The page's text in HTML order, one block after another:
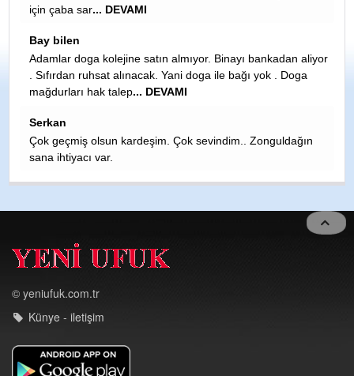
aliyor
. Doga
olsun inşallah tez zamanda aile sine kavuşur inşallah
Ahmet Tuna
Adını gizleyen bu piyasa çakalını edki TKP nasıl
gelip,gelip halletmiş.Üstelik herif polıtikanın dışında.
HASAN LİKOĞLU
SİNAYI CEZAEVİNE ATILMASINA SEBEP OLANLARA
Künye - iletişim